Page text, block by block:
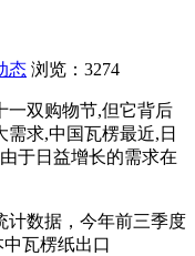
态 浏览：3274
一双购物节,但它背后
求,中国瓦楞最近,日
于日益增长的需求在
数据，今年前三季度
瓦楞纸出口